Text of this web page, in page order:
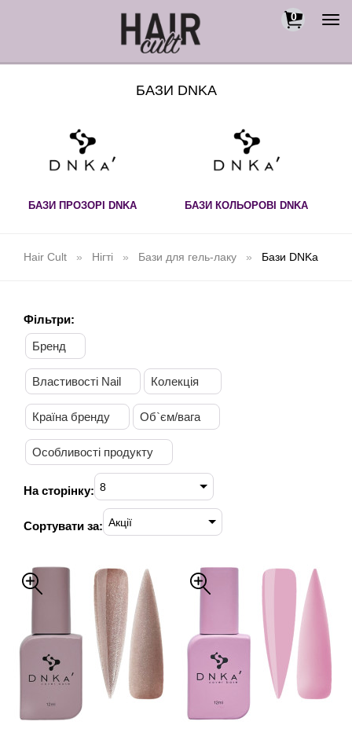
0
БАЗИ DNKA
БАЗИ ПРОЗОРІ DNKA БАЗИ КОЛЬОРОВІ DNKA
Hair Cult Нігті Бази для гель-лаку Бази DNKa
Фільтри:
Бренд
Властивості Nail Колекція
Країна бренду Об`єм/вага
Особливості продукту
На сторінку: 8
Сортувати за: Акції